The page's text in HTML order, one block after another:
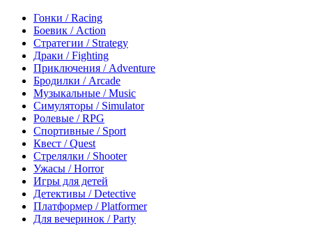
Гонки / Racing
Боевик / Action
Стратегии / Strategy
Драки / Fighting
Приключения / Adventure
Бродилки / Arcade
Музыкальные / Music
Симуляторы / Simulator
Ролевые / RPG
Спортивные / Sport
Квест / Quest
Стрелялки / Shooter
Ужасы / Horror
Игры для детей
Детективы / Detective
Платформер / Platformer
Для вечеринок / Party